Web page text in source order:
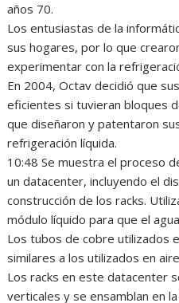
años 70.
Los entusiastas de la
sus hogares, por lo que
experimentar con la
En 2004, Octav decidió que
eficientes si tuvieran bloques
que diseñaron y patentaron
refrigeración líquida.
10:48 Se muestra el proceso
un datacenter, incluyendo el
construcción de los racks.
módulo líquido para que el
Los tubos de cobre utilizados
similares a los utilizados en
Los racks en este datacenter
verticales y se ensamblan en